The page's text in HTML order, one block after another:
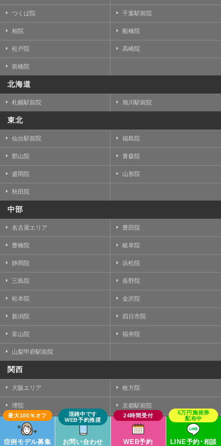
つくば院 千葉駅前院
柏院 船橋院
松戸院 高崎院
前橋院
北海道
札幌駅前院 旭川駅前院
東北
仙台駅前院 福島院
郡山院 青森院
盛岡院 山形院
秋田院
中部
名古屋エリア 豊田院
豊橋院 岐阜院
静岡院 浜松院
三島院 長野院
松本院 金沢院
新潟院 四日市院
富山院 福井院
山梨甲府駅前院
関西
大阪エリア 枚方院
堺院 京都駅前院
京都四条院 神戸院
姫路院 奈良院
症例モデル募集 お問い合わせ WEB予約 LINE予約･相談